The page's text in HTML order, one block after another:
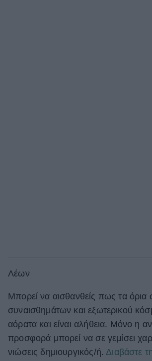
Λέων
Μπορεί να αισθανθείς πως τα όρια
συναισθημάτων και εξωτερικού
αόρατα και είναι αλήθεια. Μόνο η
προσφορά μπορεί να σε γεμίσει
νιώσεις δημιουργικός/ή. Διαβάστε